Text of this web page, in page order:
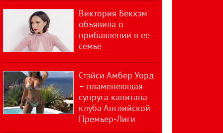
Виктория Бекхэм
объявила о
прибавлении в ее
семье
Стэйси Амбер Уорд
– пламенеющая
супруга капитана
клуба Английской
Премьер-Лиги